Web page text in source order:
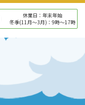
休業日：年末年始
冬季(11月～3月)：9時～17時